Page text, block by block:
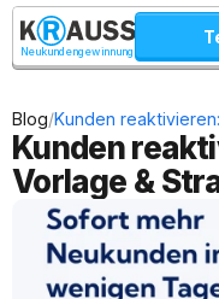
Neukundengewinnung
Blog/Kunden
Kunden
Vorlage &